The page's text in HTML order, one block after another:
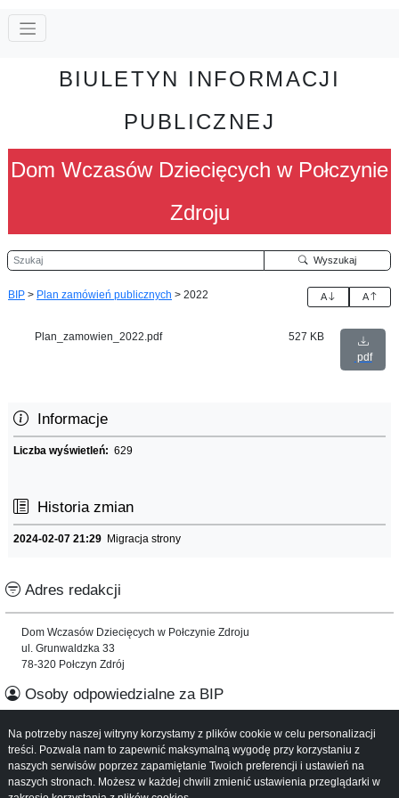
BIULETYN INFORMACJI
PUBLICZNEJ
Dom Wczasów Dziecięcych w Połczynie
Zdroju
Szukaj Wyszukaj
BIP > Plan zamówień publicznych > 2022 A A
Plan_zamowien_2022.pdf
527 KB
pdf
Informacje
Liczba wyświetleń: 629
Historia zmian
2024-02-07 21:29 Migracja strony
Adres redakcji
Dom Wczasów Dziecięcych w Połczynie Zdroju
ul. Grunwaldzka 33
78-320 Połczyn Zdrój
Osoby odpowiedzialne za BIP
Informacje o serwisie
Mapa serwisu
Na potrzeby naszej witryny korzystamy z plików cookie w celu personalizacji
treści. Pozwala nam to zapewnić maksymalną wygodę przy korzystaniu z
naszych serwisów poprzez zapamiętanie Twoich preferencji i ustawień na
naszych stronach. Możesz w każdej chwili zmienić ustawienia przeglądarki w